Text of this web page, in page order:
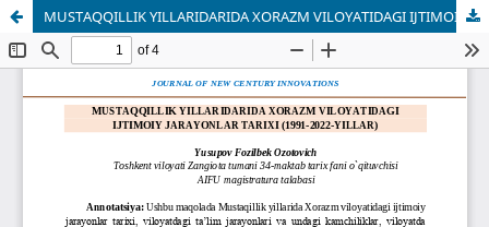
MUSTAQQILLIK YILLARIDARIDA XORAZM VILOYATIDAGI IJTIMOIY JARAYONLAR TARIXI (1991-2022-YILLAR)